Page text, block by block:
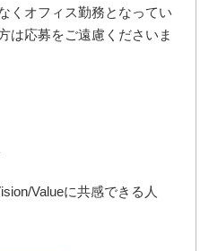
くオフィス勤務となってい
は応募をご遠慮くださいま
Valueに共感できる人